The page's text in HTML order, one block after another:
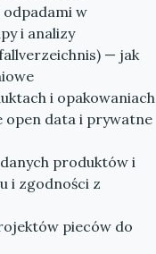
odpadami w
i analizy
— jak
i opakowaniach
open data i prywatne
produktów i
i zgodności z
pieców do